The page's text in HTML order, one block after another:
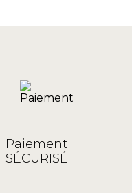
Paiement
SÉCURISÉ